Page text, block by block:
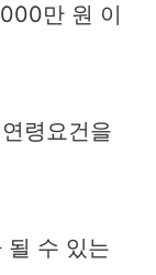
만 원 이
령요건을
될 수 있는